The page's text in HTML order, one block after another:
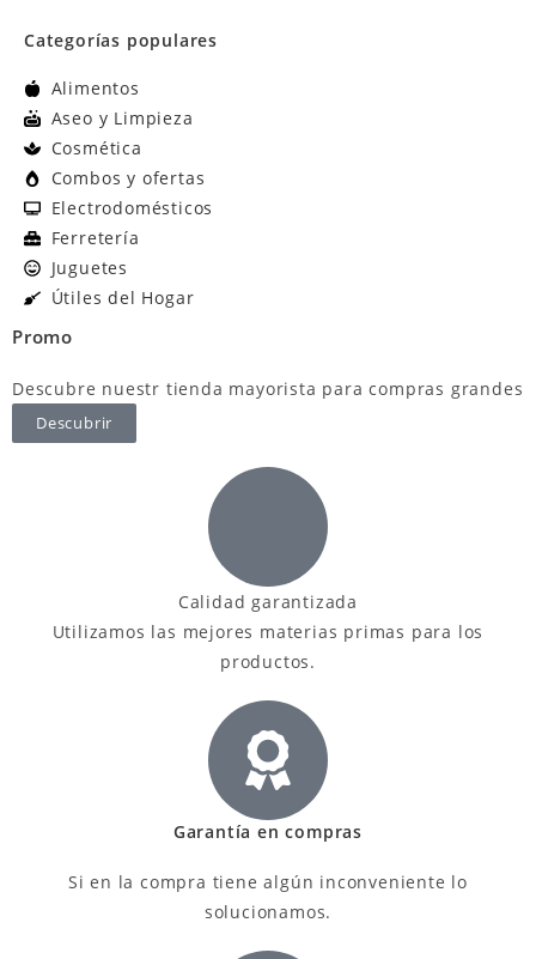
Categorías populares
Alimentos
Aseo y Limpieza
Cosmética
Combos y ofertas
Electrodomésticos
Ferretería
Juguetes
Útiles del Hogar
Promo
Descubre nuestr tienda mayorista para compras grandes
Descubrir
Calidad garantizada
Utilizamos las mejores materias primas para los
productos.
Garantía en compras
Si en la compra tiene algún inconveniente lo
solucionamos.